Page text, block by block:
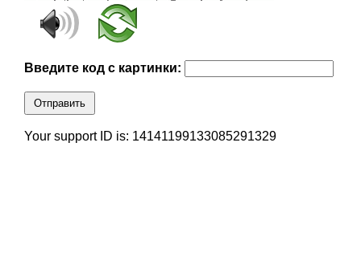
Введите код с картинки:
Отправить
Your support ID is: 14141199133085291329